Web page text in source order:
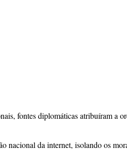
fontes diplomáticas atribuíram a
nacional da internet, isolando os